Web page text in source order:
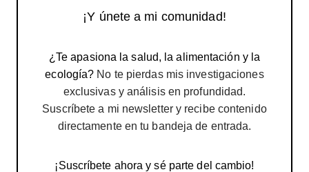
¡Y únete a mi comunidad!
¿Te apasiona la salud, la alimentación y la
ecología? No te pierdas mis investigaciones
exclusivas y análisis en profundidad.
Suscríbete a mi newsletter y recibe contenido
directamente en tu bandeja de entrada.
¡Suscríbete ahora y sé parte del cambio!